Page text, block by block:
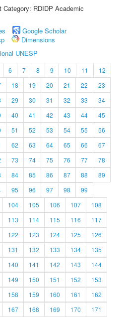
RDIDP Academic
Google Scholar
Dimensions
UNESP
6 7 8 9 10 11
12
18 19 20 21 22
23
29 30 31 32 33
34
40 41 42 43 44
45
51 52 53 54 55
56
62 63 64 65 66
67
73 74 75 76 77
78
84 85 86 87 88
89
95 96 97 98
99
104 105 106 107
108
113 114 115 116
117
122 123 124 125
126
131 132 133 134
135
140 141 142 143
144
149 150 151 152
153
158 159 160 161
162
167 168 169 170
171